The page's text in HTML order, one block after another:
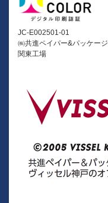
JC-E002501-01
㈱共進ペイパー&パッケージ
関東工場